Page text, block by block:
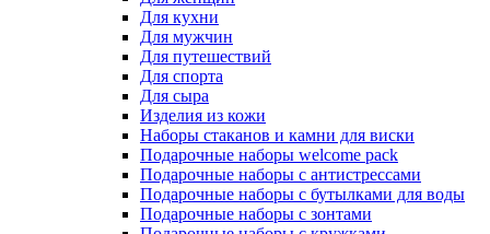
Для кухни
Для мужчин
Для путешествий
Для спорта
Для сыра
Изделия из кожи
Наборы стаканов и камни для виски
Подарочные наборы welcome pack
Подарочные наборы с антистрессами
Подарочные наборы с бутылками для воды
Подарочные наборы с зонтами